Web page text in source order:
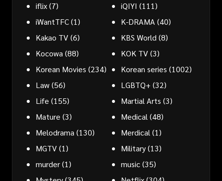
iflix(7) iQIYI (111)
iWantTFC(1) K-DRAMA(40)
Kakao TV(6) KBS World(8)
Kocowa(88) KOK TV(3)
Korean Movies (234) Korean series (1002)
Law(56) LGBTQ+ (32)
Life (155) Martial Arts (3)
Mature (3) Medical(48)
Melodrama(130) Merdical(1)
MGTV(1) Military(13)
murder(1) music(35)